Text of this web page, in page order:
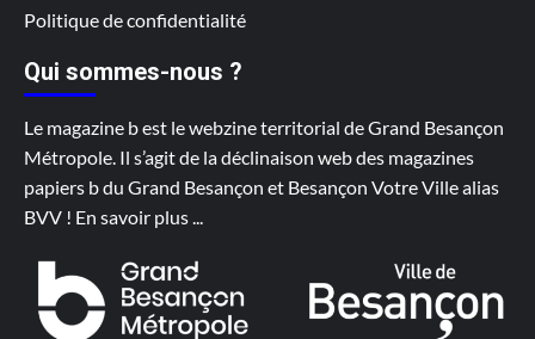
Politique de confidentialité
Qui sommes-nous ?
Le magazine b est le webzine territorial de Grand Besançon
Métropole. Il s’agit de la déclinaison web des magazines
papiers b du Grand Besançon et Besançon Votre Ville alias
BVV ! En savoir plus...